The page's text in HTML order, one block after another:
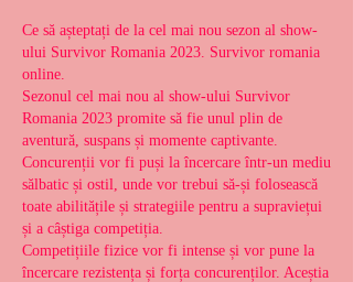
Ce să așteptați de la cel mai nou sezon al show-
ului Survivor Romania 2023. Survivor romania
online.
Sezonul cel mai nou al show-ului Survivor
Romania 2023 promite să fie unul plin de
aventură, suspans și momente captivante.
Concurenții vor fi puși la încercare într-un mediu
sălbatic și ostil, unde vor trebui să-și folosească
toate abilitățile și strategiile pentru a supraviețui
și a câștiga competiția.
Competițiile fizice vor fi intense și vor pune la
încercare rezistența și forța concurenților. Aceștia